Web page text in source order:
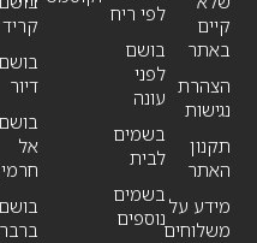
קיים
באתר
הצהרת
נגישות
תקנון
האתר
מידע על
משלוחים
לפי ריח
בושם
לפני
עונה
בשמים
לבית
בשמים
נוספים
קריד
בושם
דיור
בושם
אל
חרמין
בושם
ברברי